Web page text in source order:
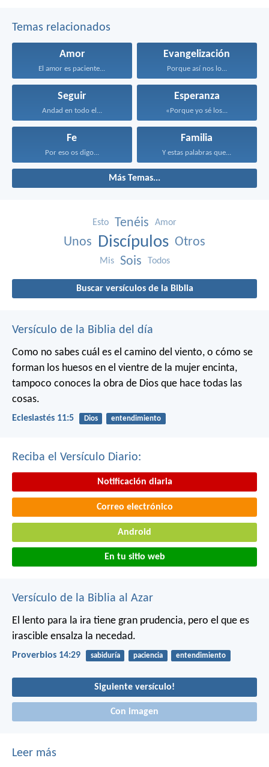
Temas relacionados
Amor
El amor es paciente...
Evangelización
Porque así nos lo...
Seguir
Andad en todo el...
Esperanza
«Porque yo sé los...
Fe
Por eso os digo...
Familia
Y estas palabras que...
Más Temas...
Esto Tenéis Amor
Unos Discípulos Otros
Mis Sois Todos
Buscar versículos de la Biblia
Versículo de la Biblia del día
Como no sabes cuál es el camino del viento, o cómo se
forman los huesos en el vientre de la mujer encinta,
tampoco conoces la obra de Dios que hace todas las
cosas.
Eclesiastés 11:5 Dios entendimiento
Reciba el Versículo Diario:
Notificación diaria
Correo electrónico
Android
En tu sitio web
Versículo de la Biblia al Azar
El lento para la ira tiene gran prudencia, pero el que es
irascible ensalza la necedad.
Proverbios 14:29 sabiduría paciencia entendimiento
Siguiente versículo!
Con imagen
Leer más